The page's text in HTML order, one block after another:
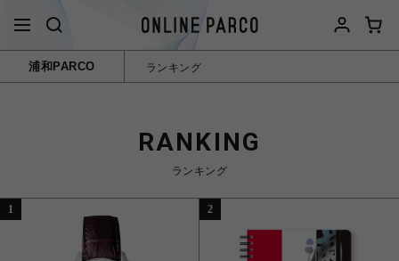
浦和PARCO ランキング
RANKING
ランキング
1 2